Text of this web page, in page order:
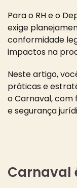
Para o RH e o
exige
conformidade
impactos na
Neste artigo,
práticas e
o Carnaval, com
e segurança
Carnaval